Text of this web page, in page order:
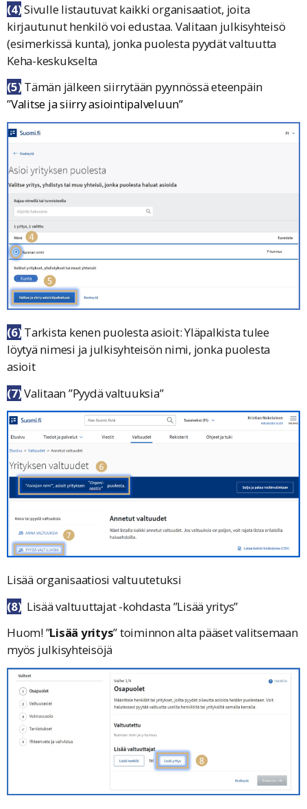
(4)Sivulle listautuvat kaikki organisaatiot, joita
kirjautunut henkilö voi edustaa. Valitaan julkisyhteisö
(esimerkissä kunta), jonka puolesta pyydät valtuutta
Keha-keskukselta
(5) Tämän jälkeen siirrytään pyynnössä eteenpäin
”Valitse ja siirry asiointipalveluun”
(6) Tarkista kenen puolesta asioit: Yläpalkista tulee
löytyänimesi ja julkisyhteisön nimi, jonka puolesta
asioit
(7)Valitaan ”Pyydä valtuuksia”
Lisää organisaatiosi valtuutetuksi
(8) Lisää valtuuttajat -kohdasta ”Lisää yritys”
Huom! ”Lisää yritys” toiminnon alta pääset valitsemaan
myös julkisyhteisöjä